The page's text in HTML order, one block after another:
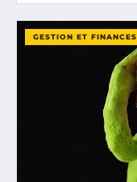
GESTION ET FINANCES